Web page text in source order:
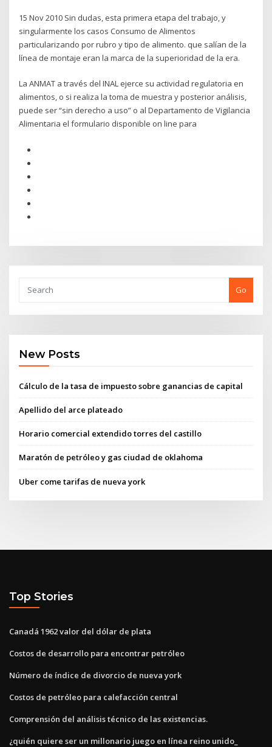
15 Nov 2010 Sin dudas, esta primera etapa del trabajo, y
singularmente los casos Consumo de Alimentos
particularizando por rubro y tipo de alimento. que salían de la
línea de montaje eran la marca de la superioridad de la era.
La ANMAT a través del INAL ejerce su actividad regulatoria en
alimentos, o si realiza la toma de muestra y posterior análisis,
puede ser “sin derecho a uso” o al Departamento de Vigilancia
Alimentaria el formulario disponible on line para
Go
New Posts
Cálculo de la tasa de impuesto sobre ganancias de capital
Apellido del arce plateado
Horario comercial extendido torres del castillo
Maratón de petróleo y gas ciudad de oklahoma
Uber come tarifas de nueva york
Top Stories
Canadá 1962 valor del dólar de plata
Costos de desarrollo para encontrar petróleo
Número de índice de divorcio de nueva york
Costos de petróleo para calefacción central
Comprensión del análisis técnico de las existencias.
¿quién quiere ser un millonario juego en línea reino unido_